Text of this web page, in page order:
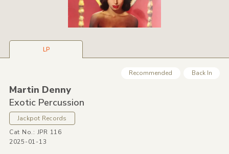
LP
Recommended Back In
Martin Denny
Exotic Percussion
Jackpot Records
Cat No.: JPR 116
2025-01-13